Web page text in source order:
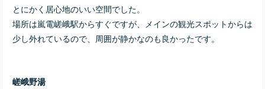
とにかく居心地のいい空間でした。
場所は嵐電嵯峨駅からすぐですが、メインの観光スポットからは
少し外れているので、周囲が静かなのも良かったです。
嵯峨野湯